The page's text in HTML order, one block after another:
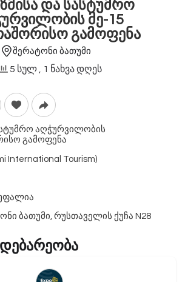
და სასტუმრო
მე-15
გამოფენა
შერატონი ბათუმი
5 სულ , 1 ნახვა დღეს
აღჭურვილობის
გამოფენა
International Tourism)
ბათუმი, რუსთაველის ქუჩა N28